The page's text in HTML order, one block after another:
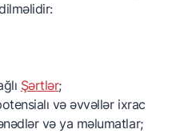
Şərtlər;
və əvvəllər ixrac
və ya məlumatlar;